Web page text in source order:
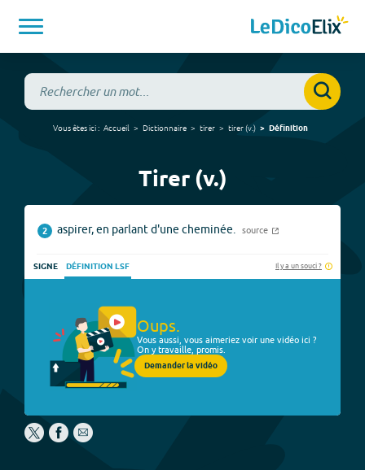
Vous êtes ici : Accueil Dictionnaire tirer tirer(v.) Définition
Tirer (v.)
2 aspirer, en parlant d'une cheminée. source
SIGNE DÉFINITION LSF Il y a un souci ?
Oups.
Vous aussi, vous aimeriez voir une vidéo ici ?
On y travaille, promis.
Demander la vidéo